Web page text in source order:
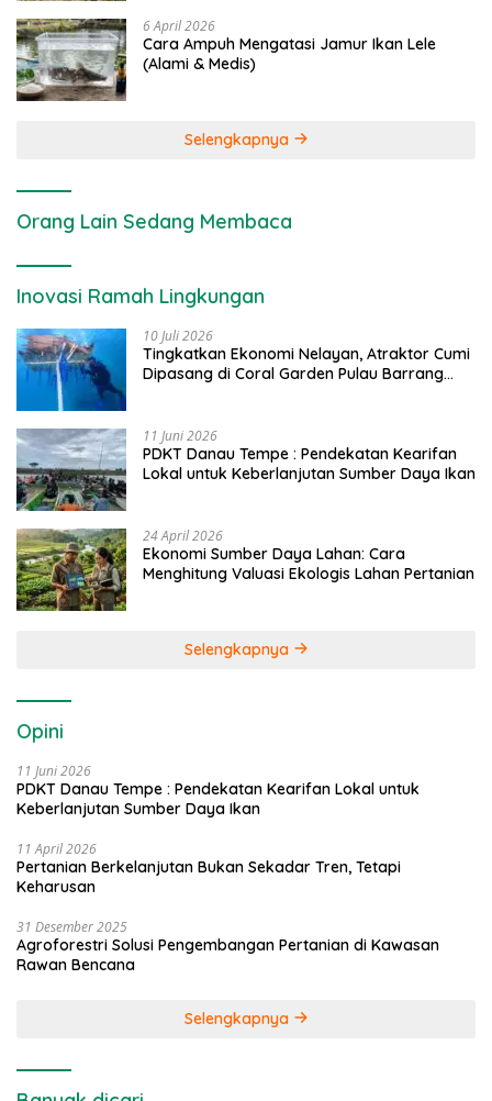
6 April 2026
Cara Ampuh Mengatasi Jamur Ikan Lele
(Alami & Medis)
Selengkapnya
Orang Lain Sedang Membaca
Inovasi Ramah Lingkungan
10 Juli 2026
Tingkatkan Ekonomi Nelayan, Atraktor Cumi
Dipasang di Coral Garden Pulau Barrang
11 Juni 2026
PDKT Danau Tempe : Pendekatan Kearifan
Lokal untuk Keberlanjutan Sumber Daya Ikan
24 April 2026
Ekonomi Sumber Daya Lahan: Cara
Menghitung Valuasi Ekologis Lahan Pertanian
Selengkapnya
Opini
11 Juni 2026
PDKT Danau Tempe : Pendekatan Kearifan Lokal untuk
Keberlanjutan Sumber Daya Ikan
11 April 2026
Pertanian Berkelanjutan Bukan Sekadar Tren, Tetapi
Keharusan
31 Desember 2025
Agroforestri Solusi Pengembangan Pertanian di Kawasan
Rawan Bencana
Selengkapnya